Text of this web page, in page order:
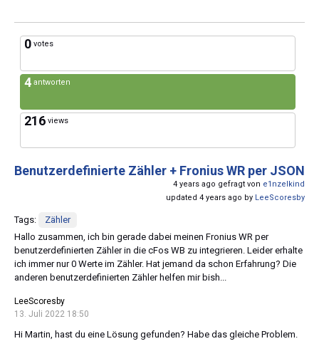
0 votes
4 antworten
216 views
Benutzerdefinierte Zähler + Fronius WR per JSON
4 years ago gefragt von e1nzelkind
updated 4 years ago by LeeScoresby
Tags:
Zähler
Hallo zusammen, ich bin gerade dabei meinen Fronius WR per
benutzerdefinierten Zähler in die cFos WB zu integrieren. Leider erhalte
ich immer nur 0 Werte im Zähler. Hat jemand da schon Erfahrung? Die
anderen benutzerdefinierten Zähler helfen mir bish...
LeeScoresby
13. Juli 2022 18:50
Hi Martin, hast du eine Lösung gefunden? Habe das gleiche Problem.